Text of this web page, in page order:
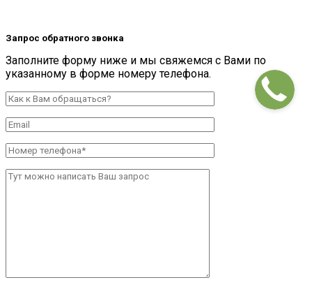
Запрос обратного звонка
Заполните форму ниже и мы свяжемся с Вами по
указанному в форме номеру телефона.